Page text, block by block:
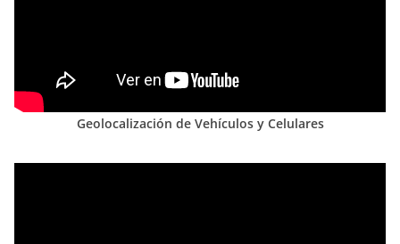
Geolocalización de Vehículos y Celulares